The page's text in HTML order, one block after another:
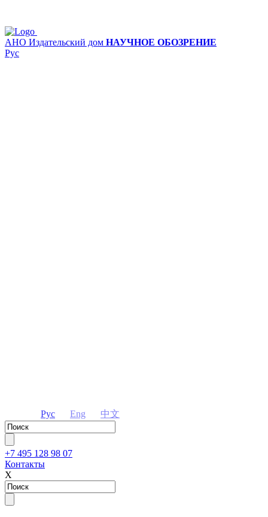
АНО Издательский дом НАУЧНОЕ ОБОЗРЕНИЕ
Рус
Рус Eng 中文
+7 495 128 98 07
Контакты
Х